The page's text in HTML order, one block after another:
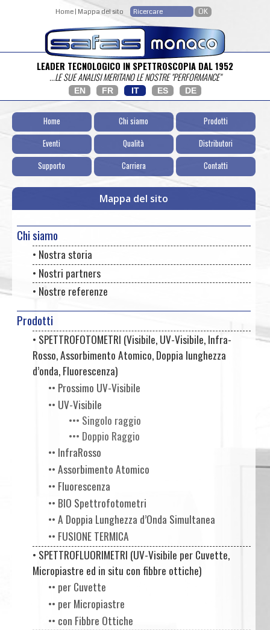
Home| Mappa del sito
LEADER TECNOLOGICO IN SPETTROSCOPIA DAL 1952
...LE SUE ANALISI MERITANO LE NOSTRE "PERFORMANCE"
EN FR IT ES DE
Home Chi siamo
Prodotti
Eventi
Qualità
Distributori
Supporto
Carriera Contatti
Mappa del sito
Chi siamo
• Nostra storia
• Nostri partners
• Nostre referenze
Prodotti
• SPETTROFOTOMETRI (Visibile, UV-Visibile, Infra-
Rosso, Assorbimento Atomico, Doppia lunghezza
d’onda, Fluorescenza)
•• Prossimo UV-Visibile
•• UV-Visibile
••• Singolo raggio
••• Doppio Raggio
•• InfraRosso
•• Assorbimento Atomico
•• Fluorescenza
•• BIO Spettrofotometri
•• A Doppia Lunghezza d’Onda Simultanea
•• FUSIONE TERMICA
• SPETTROFLUORIMETRI (UV-Visibile per Cuvette,
Micropiastre ed in situ con fibbre ottiche)
•• per Cuvette
•• per Micropiastre
•• con Fibbre Ottiche